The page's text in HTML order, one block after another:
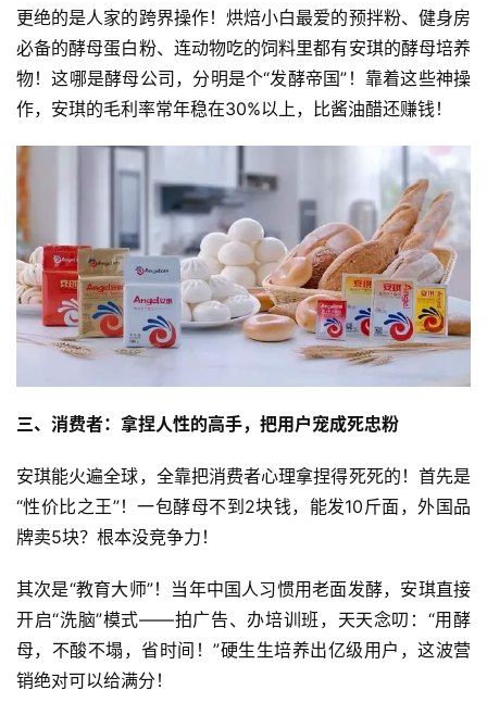
更绝的是人家的跨界操作！烘焙小白最爱的预拌粉、健身房
必备的酵母蛋白粉、连动物吃的饲料里都有安琪的酵母培养
物！这哪是酵母公司，分明是个“发酵帝国”！靠着这些神操
作，安琪的毛利率常年稳在30%以上，比酱油醋还赚钱！
三、消费者：拿捏人性的高手，把用户宠成死忠粉
安琪能火遍全球，全靠把消费者心理拿捏得死死的！首先是
“性价比之王”！一包酵母不到2块钱，能发10斤面，外国品
牌卖5块？根本没竞争力！
其次是“教育大师”！当年中国人习惯用老面发酵，安琪直接
开启“洗脑”模式——拍广告、办培训班，天天念叨：“用酵
母，不酸不塌，省时间！”硬生生培养出亿级用户，这波营
销绝对可以给满分！